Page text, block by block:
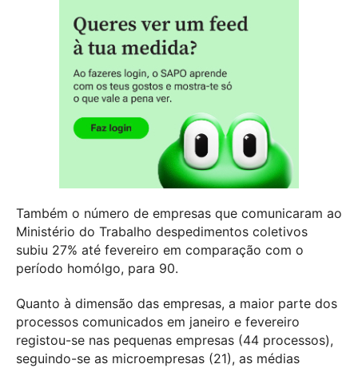
Também o número de empresas que comunicaram ao
Ministério do Trabalho despedimentos coletivos
subiu 27% até fevereiro em comparação com o
período homólgo, para 90.
Quanto à dimensão das empresas, a maior parte dos
processos comunicados em janeiro e fevereiro
registou-se nas pequenas empresas (44 processos),
seguindo-se as microempresas (21), as médias